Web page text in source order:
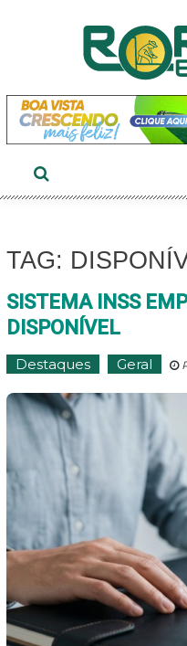
TAG:
SISTEMA INSS
DISPONÍVEL
Destaques Geral